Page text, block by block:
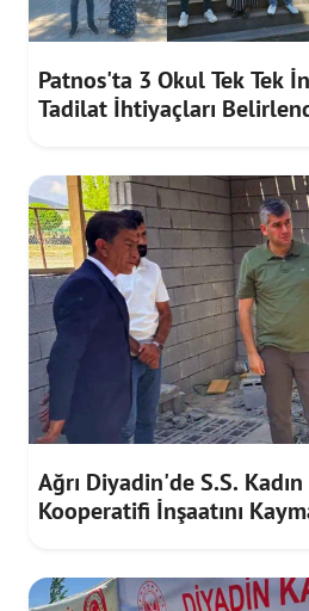
Patnos'ta 3 Okul Tek Tek
Tadilat İhtiyaçları
Ağrı Diyadin'de S.S.
Kooperatifi İnşaatını